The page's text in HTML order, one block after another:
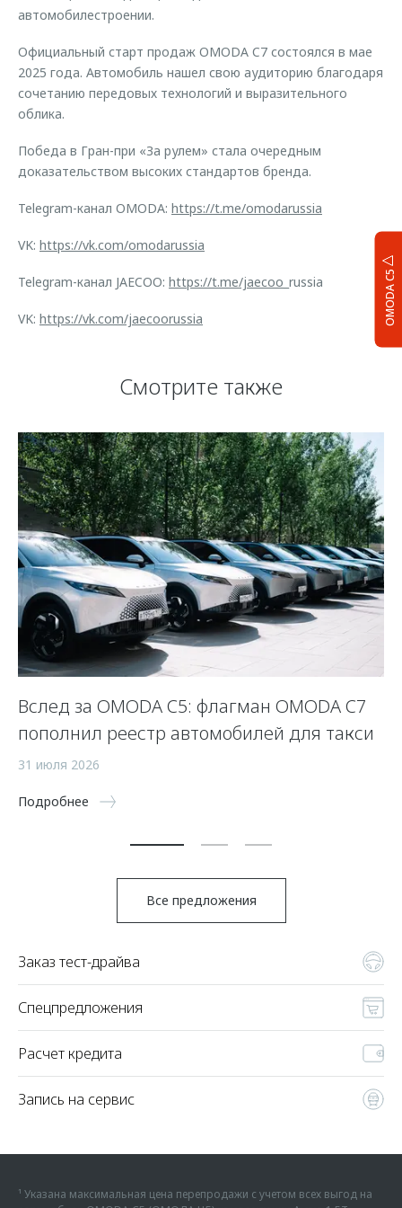
OMODA C5
автомобилестроении.
Официальный старт продаж OMODA C7 состоялся в мае
2025 года. Автомобиль нашел свою аудиторию благодаря
сочетанию передовых технологий и выразительного
облика.
Победа в Гран-при «За рулем» стала очередным
доказательством высоких стандартов бренда.
Telegram-канал OMODA: https://t.me/omodarussia
VK: https://vk.com/omodarussia
Telegram-канал JAECOO: https://t.me/jaecoo _russia
VK: https://vk.com/jaecoorussia
Смотрите также
Вслед за OMODA C5: флагман OMODA C7
пополнил реестр автомобилей для такси
31 июля 2026
Подробнее
Все предложения
Заказ тест-драйва
Спецпредложения
Расчет кредита
Запись на сервис
¹ Указана максимальная цена перепродажи с учетом всех выгод на